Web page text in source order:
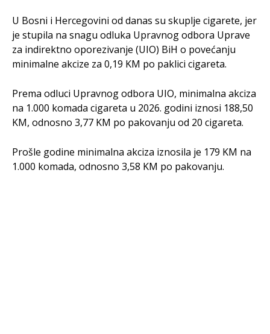
U Bosni i Hercegovini od danas su skuplje cigarete, jer
je stupila na snagu odluka Upravnog odbora Uprave
za indirektno oporezivanje (UIO) BiH o povećanju
minimalne akcize za 0,19 KM po paklici cigareta.
Prema odluci Upravnog odbora UIO, minimalna akciza
na 1.000 komada cigareta u 2026. godini iznosi 188,50
KM, odnosno 3,77 KM po pakovanju od 20 cigareta.
Prošle godine minimalna akciza iznosila je 179 KM na
1.000 komada, odnosno 3,58 KM po pakovanju.